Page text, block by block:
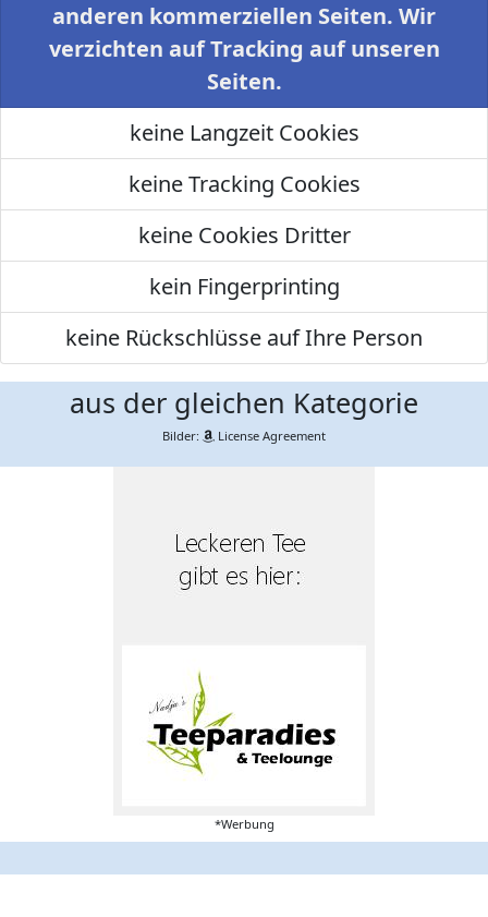
anderen kommerziellen Seiten. Wir
verzichten auf Tracking auf unseren
Seiten.
keine Langzeit Cookies
keine Tracking Cookies
keine Cookies Dritter
kein Fingerprinting
keine Rückschlüsse auf Ihre Person
aus der gleichen Kategorie
Bilder: License Agreement
*Werbung